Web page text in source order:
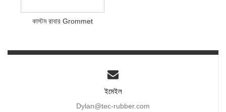
কাস্টম রাবার Grommet
ইমেইল
Dylan@tec-rubber.com